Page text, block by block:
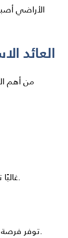
الأراضي
العائد
من أهم
غالبًا تحقق تدفقًا نقديًا جيدًا بسبب سرعة التأجير.
توفر فرصة أكبر لارتفاع رأس المال على المدى الطويل.